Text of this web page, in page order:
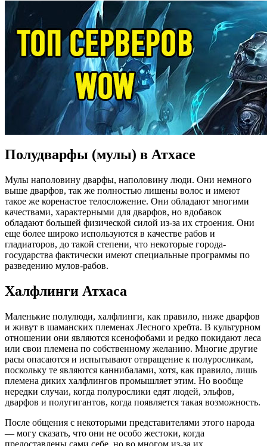
Полудварфы (мулы) в Атхасе
Мулы наполовину дварфы, наполовину люди. Они немного
выше дварфов, так же полностью лишены волос и имеют
такое же коренастое телосложение. Они обладают многими
качествами, характерными для дварфов, но вдобавок
обладают большей физической силой из-за их строения. Они
еще более широко используются в качестве рабов и
гладиаторов, до такой степени, что некоторые города-
государства фактически имеют специальные программы по
разведению мулов-рабов.
Халфлинги Атхаса
Маленькие полулюди, халфлинги, как правило, ниже дварфов
и живут в шаманских племенах Лесного хребта. В культурном
отношении они являются ксенофобами и редко покидают леса
или свои племена по собственному желанию. Многие другие
расы опасаются и испытывают отвращение к полуросликам,
поскольку те являются каннибалами, хотя, как правило, лишь
племена диких халфлингов промышляет этим. Но вообще
нередки случаи, когда полурослики едят людей, эльфов,
дварфов и полугигантов, когда появляется такая возможность.
После общения с некоторыми представителями этого народа
— могу сказать, что они не особо жестоки, когда
предоставлены сами себе, но во многом из-за их